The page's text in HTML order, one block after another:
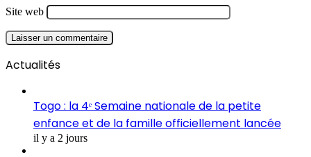
Site web
Actualités
Togo : la 4ᵉ Semaine nationale de la petite
enfance et de la famille officiellement lancée
il y a 2 jours